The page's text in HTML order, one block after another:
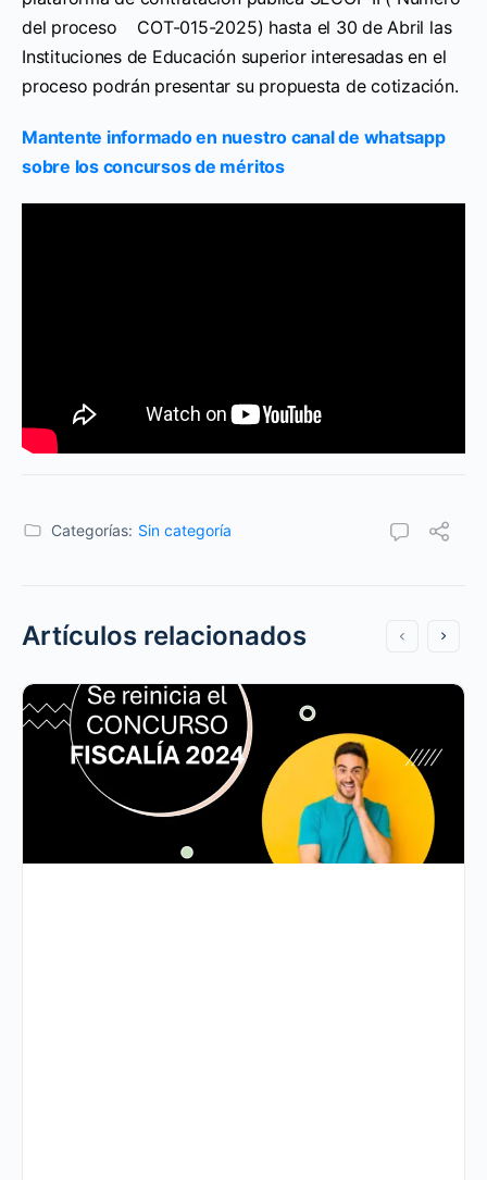
del proceso COT-015-2025) hasta el 30 de Abril las
Instituciones de Educación superior interesadas en el
proceso podrán presentar su propuesta de cotización.
Mantente informado en nuestro canal de whatsapp
sobre los concursos de méritos
Categorías: Sin categoría
Artículos relacionados